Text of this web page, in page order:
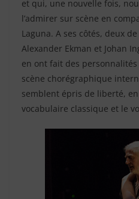
et qui, une nouvelle fois,
l’admirer sur scène en
Laguna. A ses côtés, deux
Alexander Ekman et Johan
en ont fait des
scène chorégraphique
semblent épris de liberté,
vocabulaire classique et le